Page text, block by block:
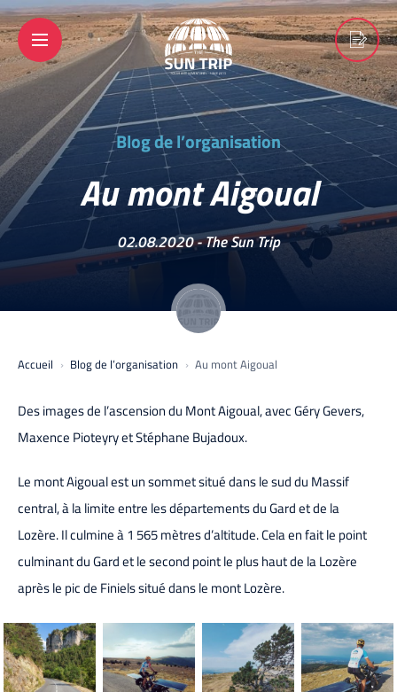
Blog de l’organisation
Au mont Aigoual
02.08.2020 -The Sun Trip
Accueil Blog de l’organisation Au mont Aigoual
Des images de l’ascension du Mont Aigoual, avec Géry Gevers,
Maxence Pioteyry et Stéphane Bujadoux.
Le mont Aigoual est un sommet situé dans le sud du Massif
central, à la limite entre les départements du Gard et de la
Lozère. Il culmine à 1 565 mètres d’altitude. Cela en fait le point
culminant du Gard et le second point le plus haut de la Lozère
après le pic de Finiels situé dans le mont Lozère.